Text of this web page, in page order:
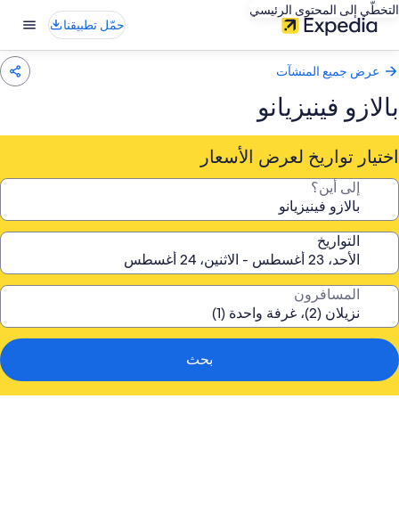
التخطّي إلى المحتوى الرئيسي
حمّل تطبيقنا
عرض جميع المنشآت
بالازو فينيزيانو
اختيار تواريخ لعرض الأسعار
إلى أين؟
التواريخ
المسافرون
بحث